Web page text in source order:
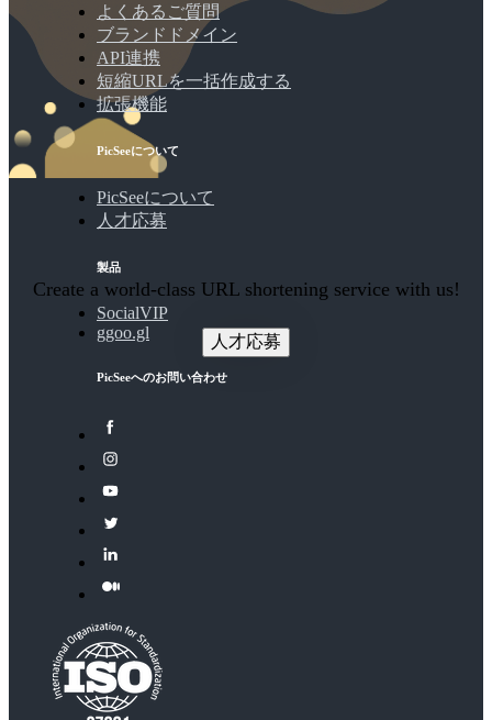
Create a world-class URL shortening service with us!
人才応募
よくあるご質問
ブランドドメイン
API連携
短縮URLを一括作成する
拡張機能
PicSeeについて
PicSeeについて
人才応募
製品
SocialVIP
ggoo.gl
PicSeeへのお問い合わせ